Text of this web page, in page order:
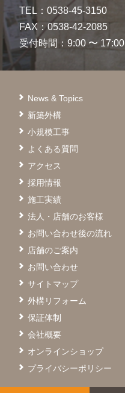
TEL：0538-45-3150
FAX：0538-42-2085
受付時間：9:00 〜 17:00
News & Topics
新築外構
小規模工事
よくある質問
アクセス
採用情報
施工実績
法人・店舗のお客様
お問い合わせ後の流れ
店舗のご案内
お問い合わせ
サイトマップ
外構リフォーム
保証体制
会社概要
オンラインショップ
プライバシーポリシー